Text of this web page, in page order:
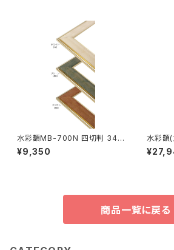
水彩額MB-700N 四切判 347
×423ミリ
¥9,350
水彩額
特全判
商品一覧に戻る